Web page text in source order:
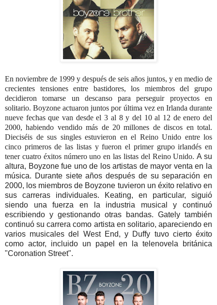
En noviembre de 1999 y después de seis años juntos, y en medio de
crecientes tensiones entre bastidores, los miembros del grupo
decidieron tomarse un descanso para perseguir proyectos en
solitario. Boyzone actuaron juntos por última vez en Irlanda durante
nueve fechas que van desde el 3 al 8 y del 10 al 12 de enero del
2000, habiendo vendido más de 20 millones de discos en total.
Dieciséis de sus singles estuvieron en el Reino Unido entre los
cinco primeros de las listas y fueron el primer grupo irlandés en
tener cuatro éxitos número uno en las listas del Reino Unido.A su
altura, Boyzone fue uno de los artistas de mayor venta en la
música. Durante siete años después de su separación en
2000, los miembros de Boyzone tuvieron un éxito relativo en
sus carreras individuales. Keating, en particular, siguió
siendo una fuerza en la industria musical y continuó
escribiendo y gestionando otras bandas. Gately también
continuó su carrera como artista en solitario, apareciendo en
varios musicales del West End, y Duffy tuvo cierto éxito
como actor, incluido un papel en la telenovela británica
"Coronation Street".